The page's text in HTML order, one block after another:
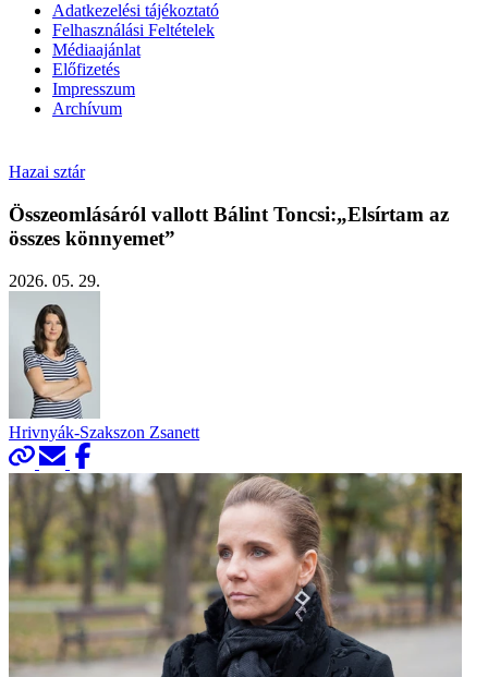
Adatkezelési tájékoztató
Felhasználási Feltételek
Médiaajánlat
Előfizetés
Impresszum
Archívum
Hazai sztár
Összeomlásáról vallott Bálint Toncsi:„Elsírtam az
összes könnyemet”
2026. 05. 29.
Hrivnyák-Szakszon Zsanett